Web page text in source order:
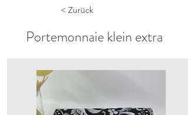
< Zurück
Portemonnaie klein extra